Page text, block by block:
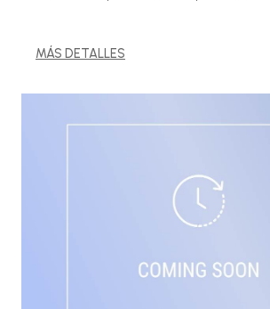
MÁS DETALLES